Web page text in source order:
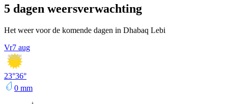
5 dagen weersverwachting
Het weer voor de komende dagen in Dhabaq Lebi
Vr7 aug
23°36°
0 mm